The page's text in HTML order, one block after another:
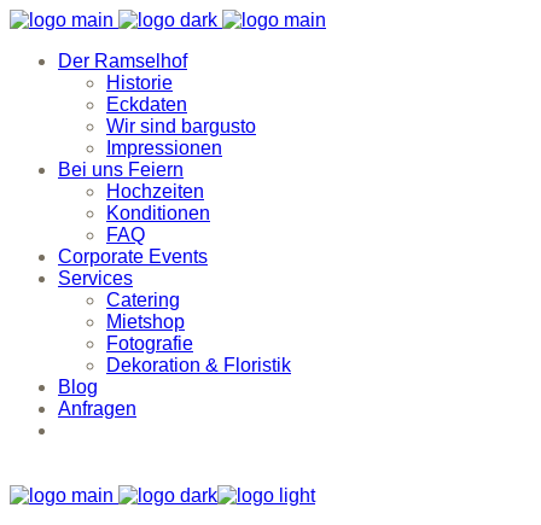
Der Ramselhof
Historie
Eckdaten
Wir sind bargusto
Impressionen
Bei uns Feiern
Hochzeiten
Konditionen
FAQ
Corporate Events
Services
Catering
Mietshop
Fotografie
Dekoration & Floristik
Blog
Anfragen